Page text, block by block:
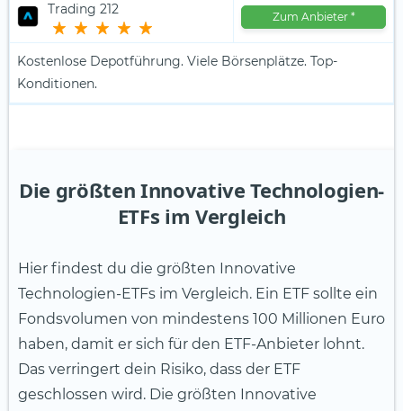
Trading 212 Zum Anbieter*
Kostenlose Depotführung. Viele Börsenplätze. Top-
Konditionen.
Die größten Innovative Technologien-
ETFs im Vergleich
Hier findest du die größten Innovative
Technologien-ETFs im Vergleich. Ein ETF sollte ein
Fondsvolumen von mindestens 100 Millionen Euro
haben, damit er sich für den ETF-Anbieter lohnt.
Das verringert dein Risiko, dass der ETF
geschlossen wird. Die größten Innovative